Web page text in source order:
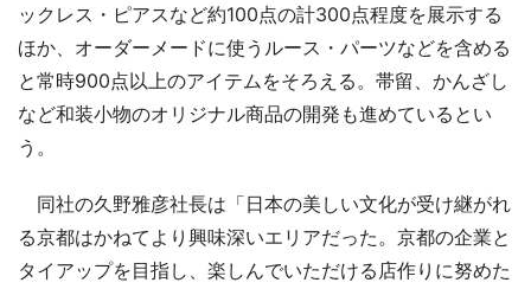
ックレス・ピアスなど約100点の計300点程度を展示する
ほか、オーダーメードに使うルース・パーツなどを含める
と常時900点以上のアイテムをそろえる。帯留、かんざし
など和装小物のオリジナル商品の開発も進めているとい
う。
同社の久野雅彦社長は「日本の美しい文化が受け継がれ
る京都はかねてより興味深いエリアだった。京都の企業と
タイアップを目指し、楽しんでいただける店作りに努めた